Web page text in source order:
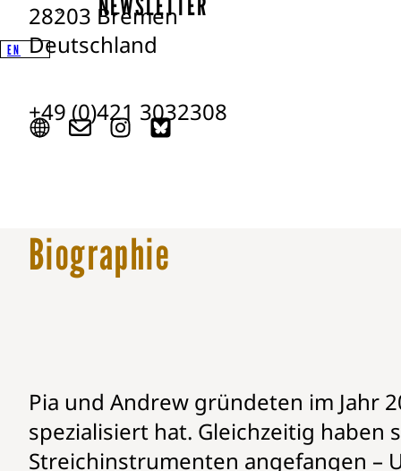
EN
28203 Bremen
Deutschland
+49 (0)421 3032308
Biographie
Pia und Andrew gründeten im Jahr
spezialisiert hat. Gleichzeitig haben
Streichinstrumenten angefangen –